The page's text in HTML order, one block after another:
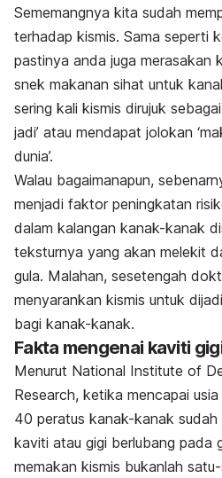
Sememangnya kita sudah
terhadap kismis. Sama seperti
pastinya anda juga merasakan
snek makanan sihat untuk
sering kali kismis dirujuk
jadi’ atau mendapat jolokan
dunia’.
Walau bagaimanapun,
menjadi faktor peningkatan
dalam kalangan kanak-kanak
teksturnya yang akan melekit
gula. Malahan, sesetengah
menyarankan kismis untuk
bagi kanak-kanak.
Fakta mengenai kaviti
Menurut National Institute of
Research, ketika mencapai
40 peratus kanak-kanak sudah
kaviti atau gigi berlubang pada
memakan kismis bukanlah